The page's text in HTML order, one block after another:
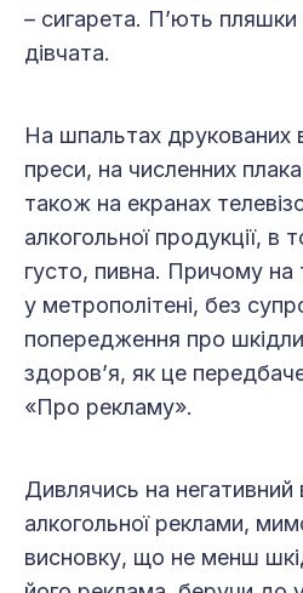
– сигарета. П’ють пляшки
дівчата.
На шпальтах друкованих
преси, на численних
також на екранах
алкогольної продукції, в
густо, пивна. Причому на
у метрополітені, без
попередження про
здоров’я, як це
«Про рекламу».
Дивлячись на негативний
алкогольної реклами,
висновку, що не менш